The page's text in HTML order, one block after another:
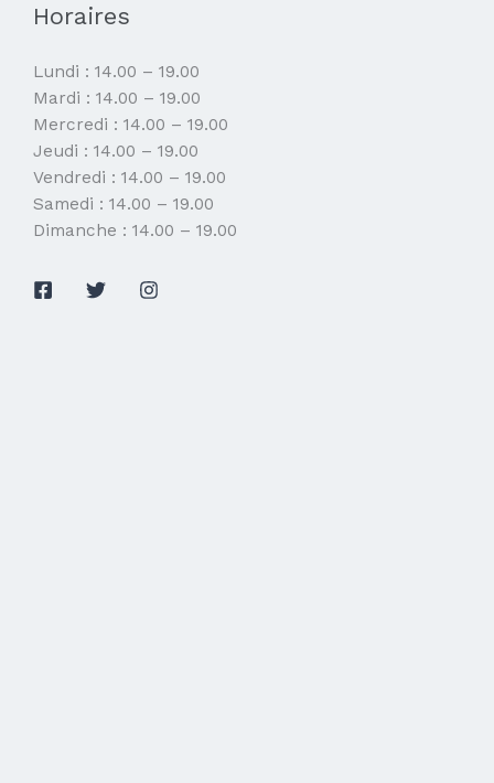
Horaires
Lundi : 14.00 – 19.00
Mardi : 14.00 – 19.00
Mercredi : 14.00 – 19.00
Jeudi : 14.00 – 19.00
Vendredi : 14.00 – 19.00
Samedi : 14.00 – 19.00
Dimanche : 14.00 – 19.00